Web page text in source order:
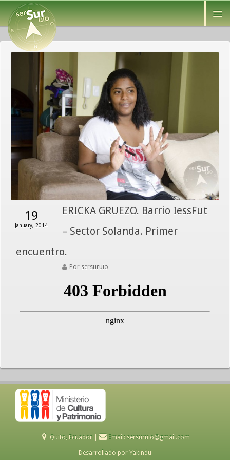
19
January, 2014
ERICKA GRUEZO. Barrio IessFut
– Sector Solanda. Primer
encuentro.
Por sersuruio
Quito, Ecuador | Email: sersuruio@gmail.com
Desarrollado por Yakindu